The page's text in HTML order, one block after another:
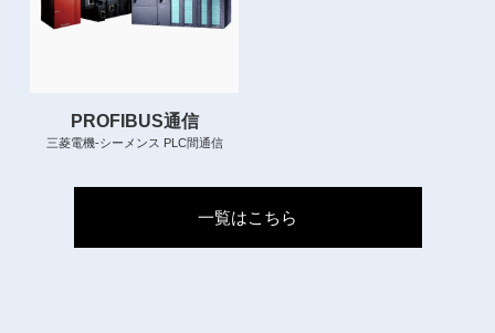
PROFIBUS通信
三菱電機-シーメンス PLC間通信
一覧はこちら